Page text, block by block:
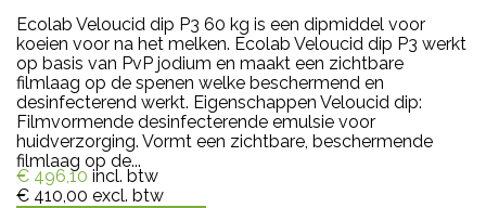
Ecolab Veloucid dip P3 60 kg is een dipmiddel voor
koeien voor na het melken. Ecolab Veloucid dip P3 werkt
op basis van PvP jodium en maakt een zichtbare
filmlaag op de spenen welke beschermend en
desinfecterend werkt. Eigenschappen Veloucid dip:
Filmvormende desinfecterende emulsie voor
huidverzorging. Vormt een zichtbare, beschermende
filmlaag op de...
€ 496,10 incl. btw
€ 410,00 excl. btw